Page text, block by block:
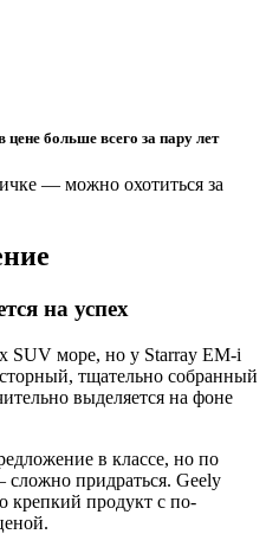
больше всего за пару лет
— можно охотиться за
на успех
SUV море, но у Starray EM-i
тщательно собранный
выделяется на фоне
в классе, но по
придраться. Geely
крепкий продукт с по-